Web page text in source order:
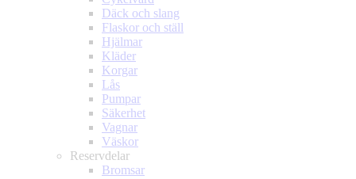
Däck och slang
Flaskor och ställ
Hjälmar
Kläder
Korgar
Lås
Pumpar
Säkerhet
Vagnar
Väskor
Reservdelar
Bromsar